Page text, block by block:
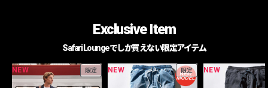
Exclusive Item
Safari Loungeでしか買えない限定アイテム
NEW 限定 NEW 限定 NEW